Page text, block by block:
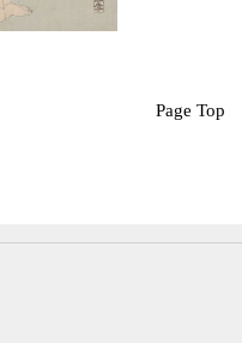
Page Top